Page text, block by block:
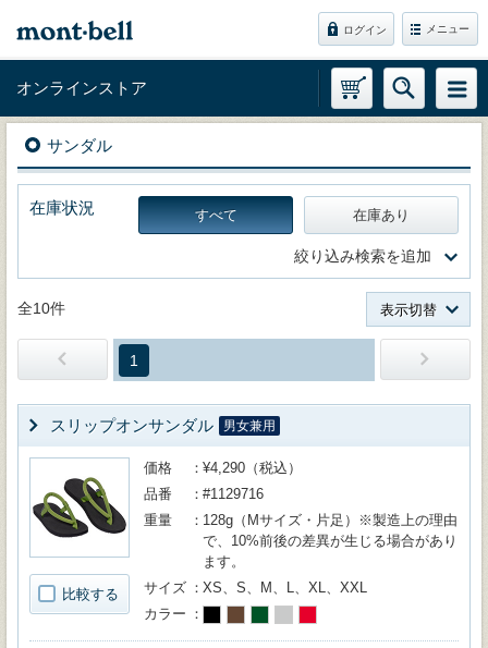
ログイン メニュー
オンラインストア
サンダル
在庫状況 すべて 在庫あり
絞り込み検索を追加
全10件 表示切替
1
スリップオンサンダル 男女兼用
比較する
価格
¥4,290（税込）
品番
#1129716
重量
128g（Mサイズ・片足）※製造上の理由
で、10%前後の差異が生じる場合があり
ます。
サイズ
XS、S、M、L、XL、XXL
カラー